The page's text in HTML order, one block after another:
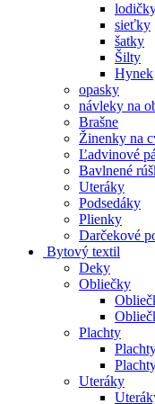
sieťky
šatky
Šilty
Hynek
opasky
návleky na
Brašne
Žinenky na
Ľadvinové
Bavlnené
Uteráky
Podsedáky
Plienky
Darčekové
Bytový textil
Deky
Obliečky
Plachty
Uteráky